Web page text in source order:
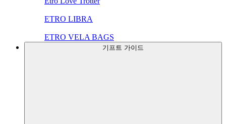
ETRO LIBRA
ETRO VELA BAGS
기프트 가이드